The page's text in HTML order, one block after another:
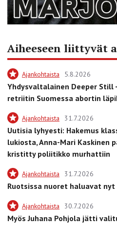
Aiheeseen liittyvät
Ajankohtaista 5.8.2026
Yhdysvaltalainen Deeper
retriitin Suomessa abortin
Ajankohtaista 31.7.2026
Uutisia lyhyesti: Hakemus
lukiosta, Anna-Mari
kristitty poliitikko murhattiin
Ajankohtaista 31.7.2026
Ruotsissa nuoret haluavat
Ajankohtaista 30.7.2026
Myös Juhana Pohjola jätti